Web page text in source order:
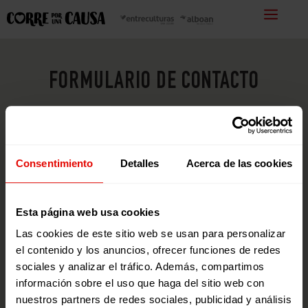
Consentimiento Detalles Acerca de las cookies
Esta página web usa cookies
Las cookies de este sitio web se usan para personalizar
el contenido y los anuncios, ofrecer funciones de redes
sociales y analizar el tráfico. Además, compartimos
información sobre el uso que haga del sitio web con
nuestros partners de redes sociales, publicidad y análisis
FORMULARIO DE CONTACTO
¿Tienes alguna duda? ¿Quieres